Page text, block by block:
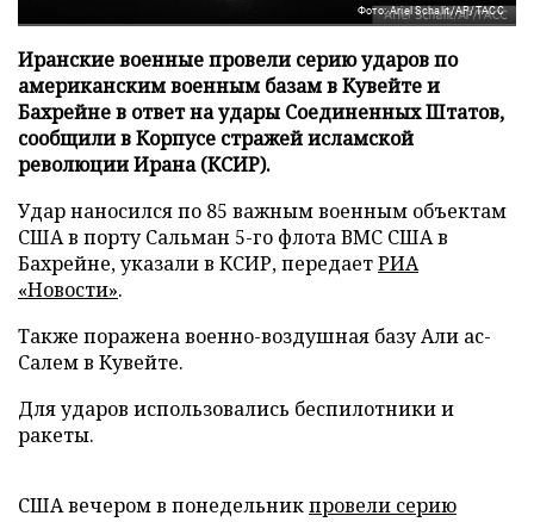
Фото: Ariel Schalit/AP/ТАСС
Иранские военные провели серию ударов по
американским военным базам в Кувейте и
Бахрейне в ответ на удары Соединенных Штатов,
сообщили в Корпусе стражей исламской
революции Ирана (КСИР).
Удар наносился по 85 важным военным объектам
США в порту Сальман 5-го флота ВМС США в
Бахрейне, указали в КСИР, передаетРИА
«Новости».
Также поражена военно-воздушная базу Али ас-
Салем в Кувейте.
Для ударов использовались беспилотники и
ракеты.
США вечером в понедельникпровели серию